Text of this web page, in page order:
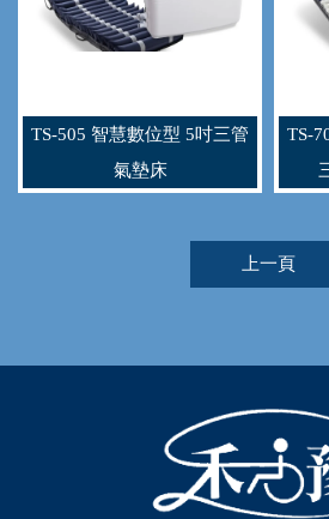
TS-505 智慧數位型 5吋三管
氣墊床
TS-
上一頁